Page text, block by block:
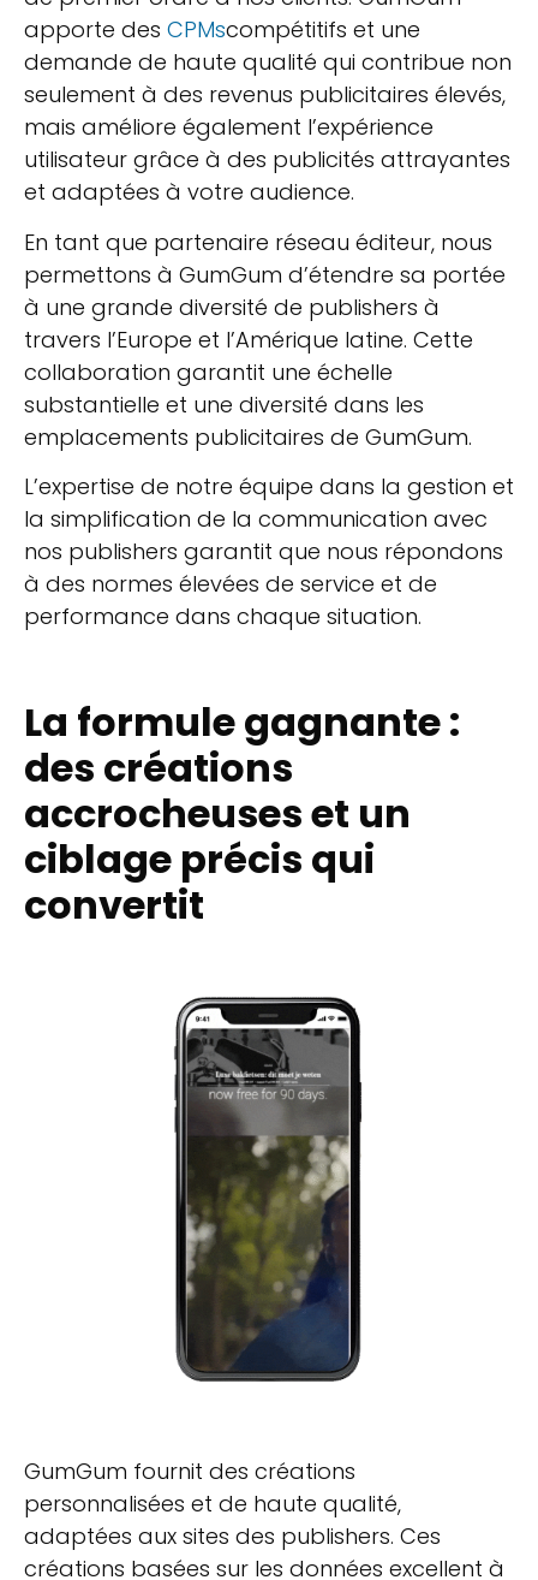
apporte des CPMscompétitifs et une
demande de haute qualité qui contribue non
seulement à des revenus publicitaires élevés,
mais améliore également l’expérience
utilisateur grâce à des publicités attrayantes
et adaptées à votre audience.
En tant que partenaire réseau éditeur, nous
permettons à GumGum d’étendre sa portée
à une grande diversité de publishers à
travers l’Europe et l’Amérique latine. Cette
collaboration garantit une échelle
substantielle et une diversité dans les
emplacements publicitaires de GumGum.
L’expertise de notre équipe dans la gestion et
la simplification de la communication avec
nos publishers garantit que nous répondons
à des normes élevées de service et de
performance dans chaque situation.
La formule gagnante :
des créations
accrocheuses et un
ciblage précis qui
convertit
GumGum fournit des créations
personnalisées et de haute qualité,
adaptées aux sites des publishers. Ces
créations basées sur les données excellent à